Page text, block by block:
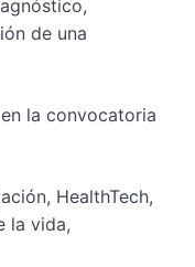
de una
la convocatoria
HealthTech,
la vida,